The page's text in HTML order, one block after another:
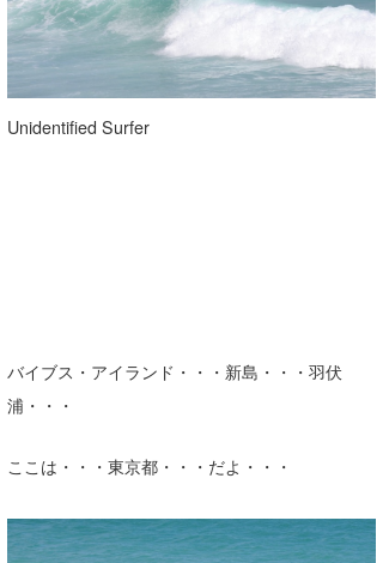
Unidentified Surfer
バイブス・アイランド・・・新島・・・羽伏
浦・・・
ここは・・・東京都・・・だよ・・・